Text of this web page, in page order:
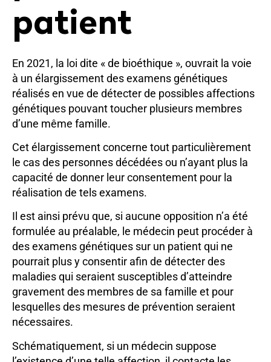
patient
En 2021, la loi dite « de bioéthique », ouvrait la voie
à un élargissement des examens génétiques
réalisés en vue de détecter de possibles affections
génétiques pouvant toucher plusieurs membres
d’une même famille.
Cet élargissement concerne tout particulièrement
le cas des personnes décédées ou n’ayant plus la
capacité de donner leur consentement pour la
réalisation de tels examens.
Il est ainsi prévu que, si aucune opposition n’a été
formulée au préalable, le médecin peut procéder à
des examens génétiques sur un patient qui ne
pourrait plus y consentir afin de détecter des
maladies qui seraient susceptibles d’atteindre
gravement des membres de sa famille et pour
lesquelles des mesures de prévention seraient
nécessaires.
Schématiquement, si un médecin suppose